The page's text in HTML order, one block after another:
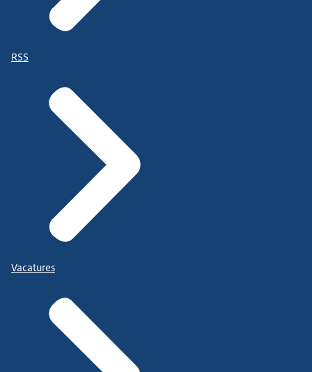
RSS
Vacatures